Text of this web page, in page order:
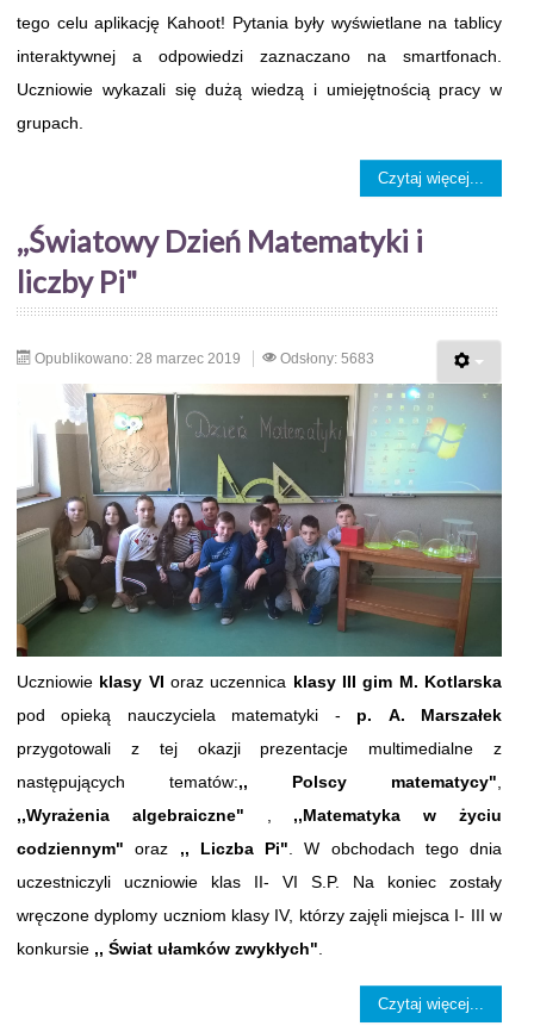
tego celu aplikację Kahoot! Pytania były wyświetlane na tablicy
interaktywnej a odpowiedzi zaznaczano na smartfonach.
Uczniowie wykazali się dużą wiedzą i umiejętnością pracy w
grupach.
Czytaj więcej...
,,Światowy Dzień Matematyki i
liczby Pi"
Opublikowano: 28 marzec 2019 Odsłony: 5683
Uczniowie klasy VI oraz uczennica klasy III gim M. Kotlarska
pod opieką nauczyciela matematyki - p. A. Marszałek
przygotowali z tej okazji prezentacje multimedialne z
następujących tematów:,, Polscy matematycy",
,,Wyrażenia algebraiczne" , ,,Matematyka w życiu
codziennym" oraz ,, Liczba Pi". W obchodach tego dnia
uczestniczyli uczniowie klas II- VI S.P. Na koniec zostały
wręczone dyplomy uczniom klasy IV, którzy zajęli miejsca I- III w
konkursie ,, Świat ułamków zwykłych".
Czytaj więcej...